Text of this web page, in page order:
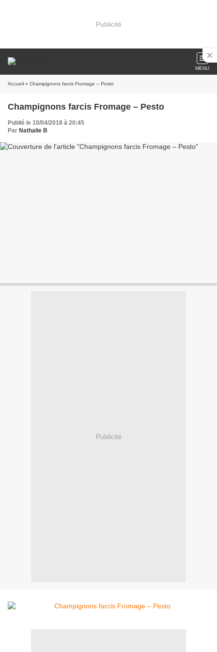
Publicité
MENU
Accueil » Champignons farcis Fromage – Pesto
Champignons farcis Fromage – Pesto
Publié le 10/04/2018 à 20:45
Par Nathalie B
Publicité